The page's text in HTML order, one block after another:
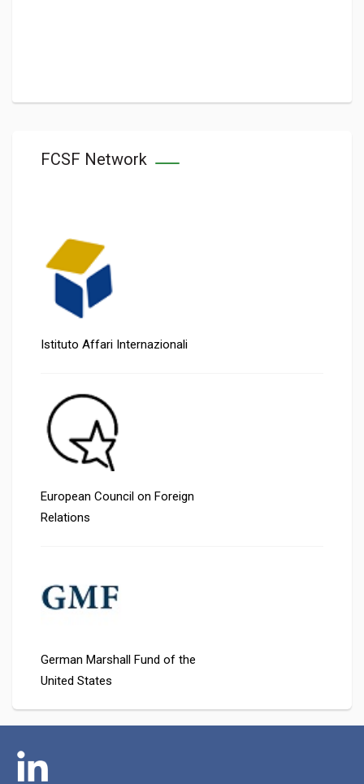
FCSF Network
Istituto Affari Internazionali
European Council on Foreign
Relations
German Marshall Fund of the
United States